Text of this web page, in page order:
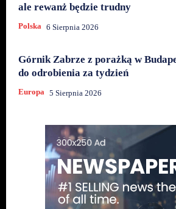
ale rewanż będzie trudny
Polska 6 Sierpnia 2026
Górnik Zabrze z porażką w
do odrobienia za tydzień
Europa 5 Sierpnia 2026